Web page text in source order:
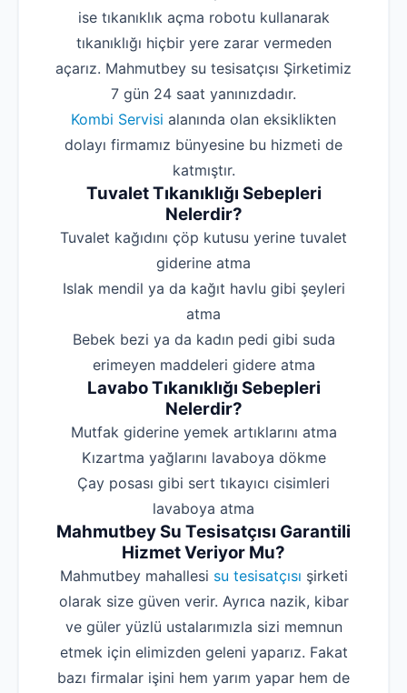
ise tıkanıklık açma robotu kullanarak
tıkanıklığı hiçbir yere zarar vermeden
açarız. Mahmutbey su tesisatçısı Şirketimiz
7 gün 24 saat yanınızdadır.
Kombi Servisi alanında olan eksiklikten
dolayı firmamız bünyesine bu hizmeti de
katmıştır.
Tuvalet Tıkanıklığı Sebepleri
Nelerdir?
‌Tuvalet kağıdını çöp kutusu yerine tuvalet
giderine atma
‌Islak mendil ya da kağıt havlu gibi şeyleri
atma
‌Bebek bezi ya da kadın pedi gibi suda
erimeyen maddeleri gidere atma
Lavabo Tıkanıklığı Sebepleri
Nelerdir?
‌Mutfak giderine yemek artıklarını atma
‌Kızartma yağlarını lavaboya dökme
‌Çay posası gibi sert tıkayıcı cisimleri
lavaboya atma
Mahmutbey Su Tesisatçısı Garantili
Hizmet Veriyor Mu?
Mahmutbey mahallesi su tesisatçısı şirketi
olarak size güven verir. Ayrıca nazik, kibar
ve güler yüzlü ustalarımızla sizi memnun
etmek için elimizden geleni yaparız. Fakat
bazı firmalar işini hem yarım yapar hem de